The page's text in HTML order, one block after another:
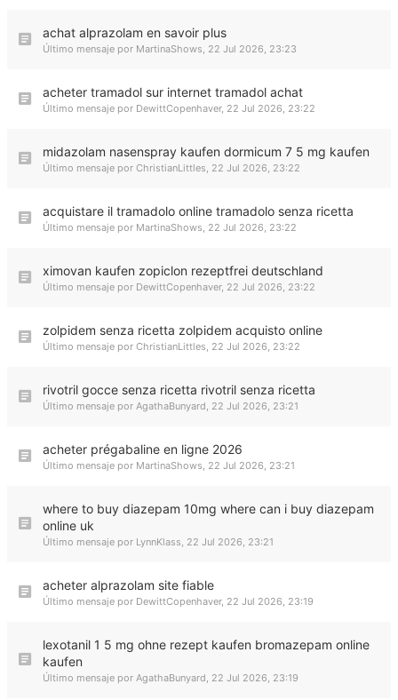
achat alprazolam en savoir plus
Último mensaje por MartinaShows, 22 Jul 2026, 23:23
acheter tramadol sur internet tramadol achat
Último mensaje por DewittCopenhaver, 22 Jul 2026, 23:22
midazolam nasenspray kaufen dormicum 7 5 mg kaufen
Último mensaje por ChristianLittles, 22 Jul 2026, 23:22
acquistare il tramadolo online tramadolo senza ricetta
Último mensaje por MartinaShows, 22 Jul 2026, 23:22
ximovan kaufen zopiclon rezeptfrei deutschland
Último mensaje por DewittCopenhaver, 22 Jul 2026, 23:22
zolpidem senza ricetta zolpidem acquisto online
Último mensaje por ChristianLittles, 22 Jul 2026, 23:22
rivotril gocce senza ricetta rivotril senza ricetta
Último mensaje por AgathaBunyard, 22 Jul 2026, 23:21
acheter prégabaline en ligne 2026
Último mensaje por MartinaShows, 22 Jul 2026, 23:21
where to buy diazepam 10mg where can i buy diazepam
online uk
Último mensaje por LynnKlass, 22 Jul 2026, 23:21
acheter alprazolam site fiable
Último mensaje por DewittCopenhaver, 22 Jul 2026, 23:19
lexotanil 1 5 mg ohne rezept kaufen bromazepam online
kaufen
Último mensaje por AgathaBunyard, 22 Jul 2026, 23:19